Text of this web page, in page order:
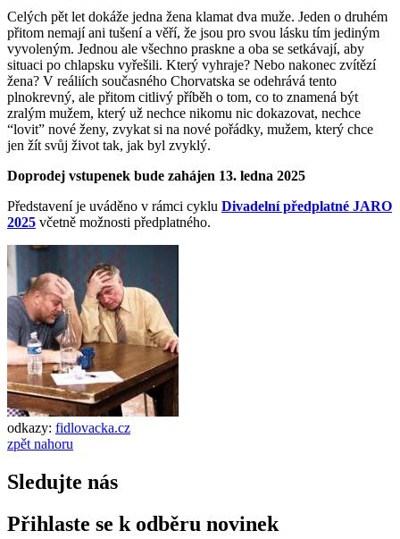
Celých pět let dokáže jedna žena klamat dva muže. Jeden o druhém
přitom nemají ani tušení a věří, že jsou pro svou lásku tím jediným
vyvoleným. Jednou ale všechno praskne a oba se setkávají, aby
situaci po chlapsku vyřešili. Který vyhraje? Nebo nakonec zvítězí
žena? V reáliích současného Chorvatska se odehrává tento
plnokrevný, ale přitom citlivý příběh o tom, co to znamená být
zralým mužem, který už nechce nikomu nic dokazovat, nechce
“lovit” nové ženy, zvykat si na nové pořádky, mužem, který chce
jen žít svůj život tak, jak byl zvyklý.
Doprodej vstupenek bude zahájen 13. ledna 2025
Představení je uváděno v rámci cyklu Divadelní předplatné JARO
2025 včetně možnosti předplatného.
odkazy: fidlovacka.cz
zpět nahoru
Sledujte nás
Přihlaste se k odběru novinek